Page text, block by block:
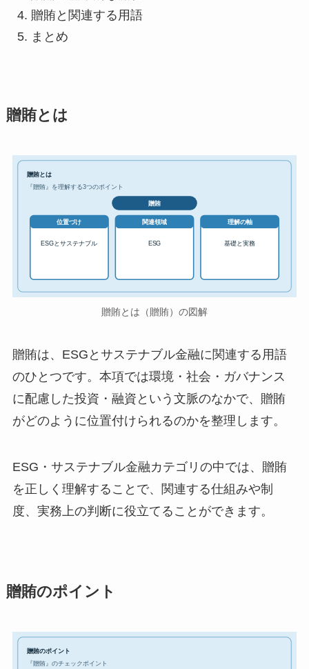
贈賄と関連する用語
まとめ
贈賄とは
贈賄とは
『贈賄』を理解する3つのポイント
贈賄
位置づけ
ESGとサステナブル
関連領域
ESG
理解の軸
基礎と実務
贈賄とは（贈賄）の図解
贈賄は、ESGとサステナブル金融に関連する用語
のひとつです。本項では環境・社会・ガバナンス
に配慮した投資・融資という文脈のなかで、贈賄
がどのように位置付けられるのかを整理します。
ESG・サステナブル金融カテゴリの中では、贈賄
を正しく理解することで、関連する仕組みや制
度、実務上の判断に役立てることができます。
贈賄のポイント
贈賄のポイント
『贈賄』のチェックポイント